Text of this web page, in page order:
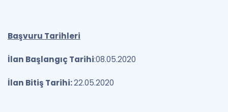
Başvuru Tarihleri
İlan Başlangıç Tarihi:08.05.2020
İlan Bitiş Tarihi:22.05.2020